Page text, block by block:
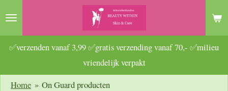
Ga
naar
hoofdinhoud
✅verzenden vanaf 3,99 ✅gratis verzending vanaf 70,- ✅milieu
vriendelijk verpakt
Home » On Guard producten